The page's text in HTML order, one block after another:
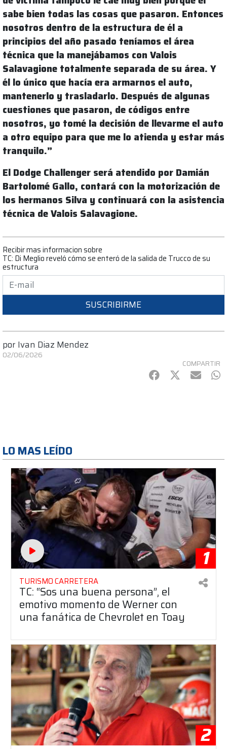
sabe bien todas las cosas que pasaron. Entonces
nosotros dentro de la estructura de él a
principios del año pasado teníamos el área
técnica que la manejábamos con Valois
Salavagione totalmente separada de su área. Y
él lo único que hacía era armarnos el auto,
mantenerlo y trasladarlo. Después de algunas
cuestiones que pasaron, de códigos entre
nosotros, yo tomé la decisión de llevarme el auto
a otro equipo para que me lo atienda y estar más
tranquilo.”
El Dodge Challenger será atendido por Damián
Bartolomé Gallo, contará con la motorización de
los hermanos Silva y continuará con la asistencia
técnica de Valois Salavagione.
Recibir mas informacion sobre
TC: Di Meglio reveló cómo se enteró de la salida de Trucco de su
estructura
SUSCRIBIRME
por Ivan Diaz Mendez
02/06/2026
COMPARTIR
Facebook
Twitter
mail
LO MAS LEÍDO
1
TURISMO CARRETERA
TC: “Sos una buena persona”, el
emotivo momento de Werner con
una fanática de Chevrolet en Toay
2